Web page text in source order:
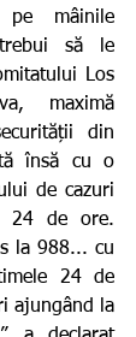
mâinile
să le
Los
maximă
din
însă cu o
de cazuri
24 de ore.
la 988... cu
24 de
ajungând la